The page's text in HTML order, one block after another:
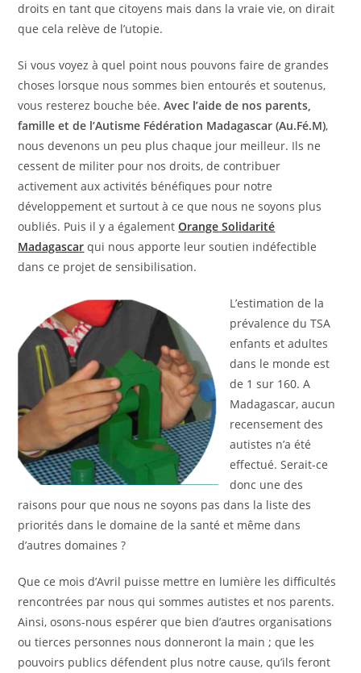
droits en tant que citoyens mais dans la vraie vie, on dirait
que cela relève de l’utopie.
Si vous voyez à quel point nous pouvons faire de grandes
choses lorsque nous sommes bien entourés et soutenus,
vous resterez bouche bée.Avec l’aide de nos parents,
famille et de l’Autisme Fédération Madagascar (Au.Fé.M),
nous devenons un peu plus chaque jour meilleur. Ils ne
cessent de militer pour nos droits, de contribuer
activement aux activités bénéfiques pour notre
développement et surtout à ce que nous ne soyons plus
oubliés. Puis il y a égalementOrange Solidarité
Madagascar qui nous apporte leur soutien indéfectible
dans ce projet de sensibilisation.
L’estimation de la
prévalence du TSA
enfants et adultes
dans le monde est
de 1 sur 160. A
Madagascar, aucun
recensement des
autistes n’a été
effectué. Serait-ce
donc une des
raisons pour que nous ne soyons pas dans la liste des
priorités dans le domaine de la santé et même dans
d’autres domaines ?
Que ce mois d’Avril puisse mettre en lumière les difficultés
rencontrées par nous qui sommes autistes et nos parents.
Ainsi, osons-nous espérer que bien d’autres organisations
ou tierces personnes nous donneront la main ; que les
pouvoirs publics défendent plus notre cause, qu’ils feront